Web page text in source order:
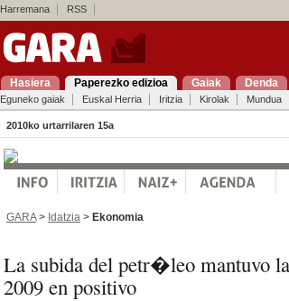
Harremana RSS
Hasiera Paperezko edizioa Gaiak Denda
Eguneko gaiak Euskal Herria Iritzia Kirolak Mundua
2010ko urtarrilaren 15a
GARA> Idatzia > Ekonomia
La subida del petr�leo mantuvo
2009 en positivo